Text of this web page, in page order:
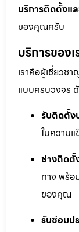
บริการติดตั้งแ
ของคุณครับ
บริการของเ
เราคือผู้เชี่ยวช
แบบครบวงจร
รับติดตั้ง
ในความแ
ช่างติดตั้
ทาง พร้อ
ของคุณ
รับซ่อมป